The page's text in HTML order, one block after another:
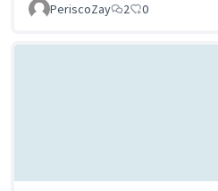
PeriscoZay
2 0